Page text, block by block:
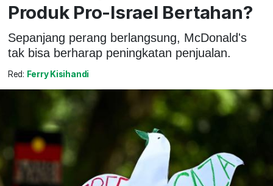
Produk Pro-Israel Bertahan?
Sepanjang perang berlangsung, McDonald's
tak bisa berharap peningkatan penjualan.
Red: Ferry Kisihandi